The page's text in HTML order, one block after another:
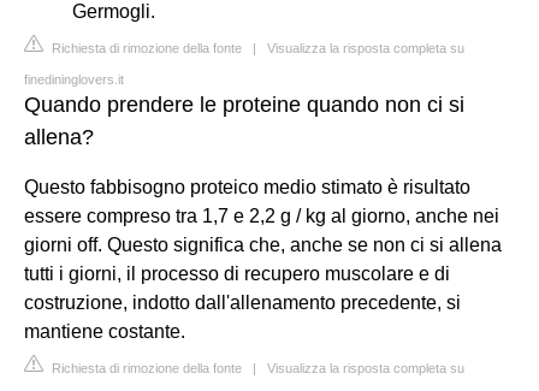
Germogli.
Richiesta di rimozione della fonte | Visualizza la risposta completa su
finedininglovers.it
Quando prendere le proteine quando non ci si
allena?
Questo fabbisogno proteico medio stimato è risultato
essere compreso tra 1,7 e 2,2 g / kg al giorno, anche nei
giorni off. Questo significa che, anche se non ci si allena
tutti i giorni, il processo di recupero muscolare e di
costruzione, indotto dall'allenamento precedente, si
mantiene costante.
Richiesta di rimozione della fonte | Visualizza la risposta completa su